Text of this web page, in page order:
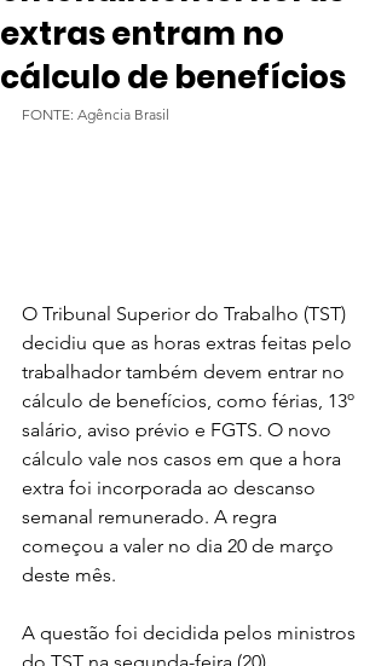
extras entram no
cálculo de benefícios
FONTE: Agência Brasil
O Tribunal Superior do Trabalho (TST)
decidiu que as horas extras feitas pelo
trabalhador também devem entrar no
cálculo de benefícios, como férias, 13º
salário, aviso prévio e FGTS. O novo
cálculo vale nos casos em que a hora
extra foi incorporada ao descanso
semanal remunerado. A regra
começou a valer no dia 20 de março
deste mês.
A questão foi decidida pelos ministros